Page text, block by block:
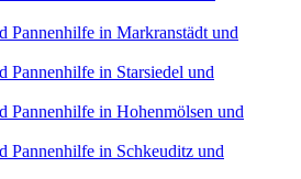
Pannenhilfe in Markranstädt und
Pannenhilfe in Starsiedel und
Pannenhilfe in Hohenmölsen und
Pannenhilfe in Schkeuditz und